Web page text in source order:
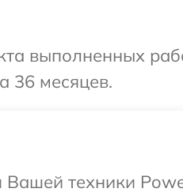
выполненных
36 месяцев.
техники